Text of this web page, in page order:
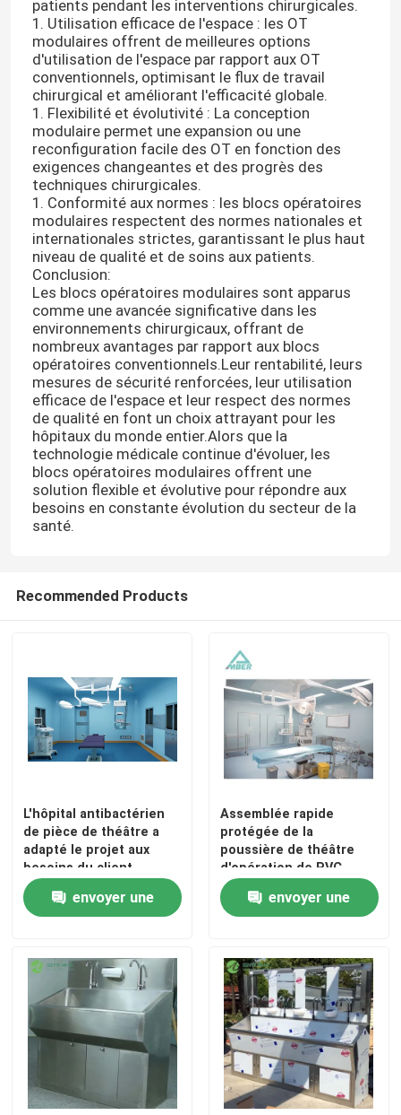
Maison
Au sujet de nous
Visite d'usine
Contrôle de qualité
Contactez-nous
Cas
Théâtre modulaire d'opération
Pièce propre modulaire
patients pendant les interventions chirurgicales.
1. Utilisation efficace de l'espace : les OT
modulaires offrent de meilleures options
d'utilisation de l'espace par rapport aux OT
conventionnels, optimisant le flux de travail
chirurgical et améliorant l'efficacité globale.
1. Flexibilité et évolutivité : La conception
modulaire permet une expansion ou une
reconfiguration facile des OT en fonction des
exigences changeantes et des progrès des
techniques chirurgicales.
1. Conformité aux normes : les blocs opératoires
modulaires respectent des normes nationales et
internationales strictes, garantissant le plus haut
niveau de qualité et de soins aux patients.
Conclusion:
Les blocs opératoires modulaires sont apparus
comme une avancée significative dans les
environnements chirurgicaux, offrant de
nombreux avantages par rapport aux blocs
opératoires conventionnels.Leur rentabilité, leurs
mesures de sécurité renforcées, leur utilisation
efficace de l'espace et leur respect des normes
de qualité en font un choix attrayant pour les
hôpitaux du monde entier.Alors que la
technologie médicale continue d'évoluer, les
blocs opératoires modulaires offrent une
solution flexible et évolutive pour répondre aux
besoins en constante évolution du secteur de la
santé.
Recommended Products
L'hôpital antibactérien
de pièce de théâtre a
adapté le projet aux
besoins du client
d'outre-mer
envoyer une
Assemblée rapide
protégée de la
poussière de théâtre
d'opération de PVC
Digital avec la porte
coulissante automatique
envoyer une